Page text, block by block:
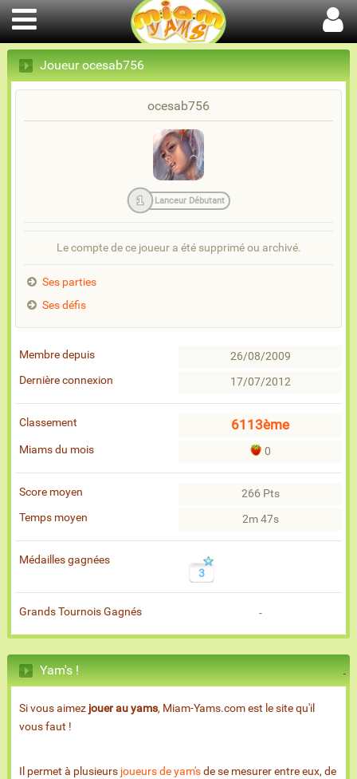
Joueur ocesab756
ocesab756
1 Lanceur Débutant
Le compte de ce joueur a été supprimé ou archivé.
Ses parties
Ses défis
Membre depuis
26/08/2009
Dernière connexion
17/07/2012
Classement 6113ème
Miams du mois 0
Score moyen
266 Pts
Temps moyen
2m 47s
Médailles gagnées
3
Grands Tournois Gagnés -
Yam's !
Si vous aimez jouer au yams, Miam-Yams.com est le site qu'il
vous faut !
Il permet à plusieurs joueurs de yam'sde se mesurer entre eux, de